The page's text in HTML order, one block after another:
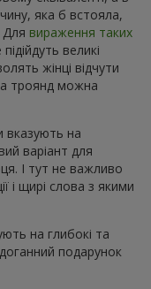
яка б встояла,
Для вираження таких
великі
жінці відчути
троянд можна
вказують на
варіант для
І тут не важливо
і щирі слова з якими
на глибокі та
подарунок